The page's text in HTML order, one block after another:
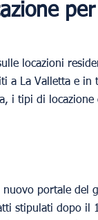
locazioni
a La Valletta e in
i tipi di
portale del
stipulati dopo il